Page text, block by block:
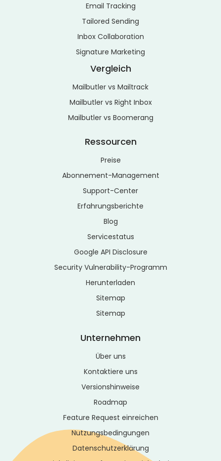
Email Tracking
Tailored Sending
Inbox Collaboration
Signature Marketing
Vergleich
Mailbutler vs Mailtrack
Mailbutler vs Right Inbox
Mailbutler vs Boomerang
Ressourcen
Preise
Abonnement-Management
Support-Center
Erfahrungsberichte
Blog
Servicestatus
Google API Disclosure
Security Vulnerability-Programm
Herunterladen
Sitemap
Sitemap
Unternehmen
Über uns
Kontaktiere uns
Versionshinweise
Roadmap
Feature Request einreichen
Nutzungsbedingungen
Datenschutzerklärung